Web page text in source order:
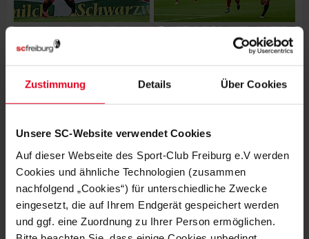
Zustimmung Details Über Cookies
Unsere SC-Website verwendet Cookies
Auf dieser Webseite des Sport-Club Freiburg e.V werden
Cookies und ähnliche Technologien (zusammen
nachfolgend „Cookies“) für unterschiedliche Zwecke
eingesetzt, die auf Ihrem Endgerät gespeichert werden
und ggf. eine Zuordnung zu Ihrer Person ermöglichen.